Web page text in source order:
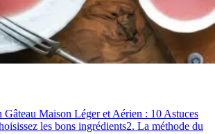
Gâteau Maison Léger et Aérien : 10 Astuces
les bons ingrédients2. La méthode du